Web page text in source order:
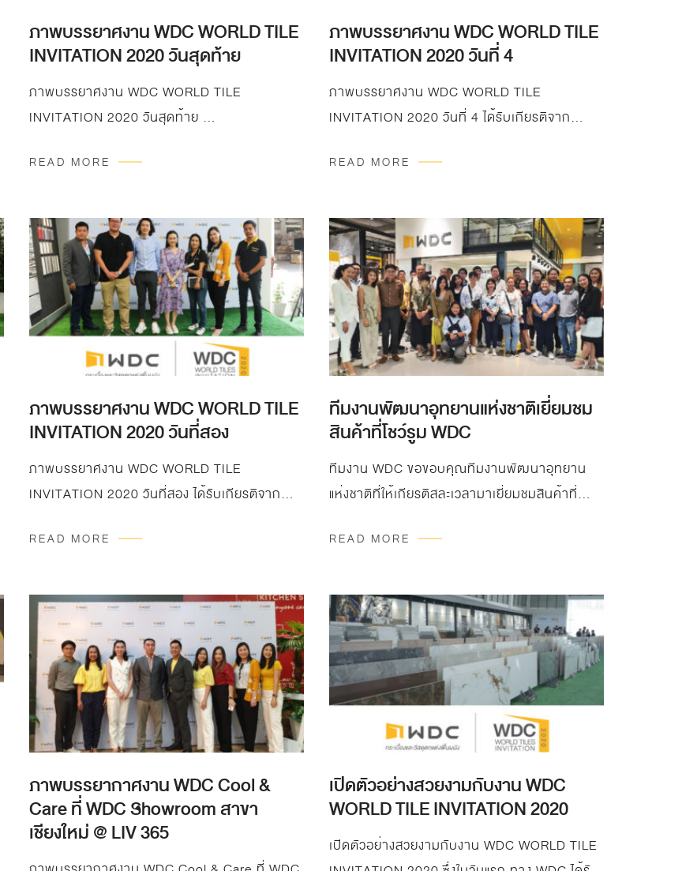
ภาพบรรยาศงาน WDC WORLD TILE
INVITATION 2020 วันสุดท้าย
ภาพบรรยาศงาน WDC WORLD TILE
INVITATION 2020 วันสุดท้าย …
READ MORE
ภาพบรรยาศงาน WDC WORLD TILE
INVITATION 2020 วันที่ 4
ภาพบรรยาศงาน WDC WORLD TILE
INVITATION 2020 วันที่ 4 ได้รับเกียรติจาก
READ MORE
ภาพบรรยาศงาน WDC WORLD TILE
INVITATION 2020 วันที่สอง
ภาพบรรยาศงาน WDC WORLD TILE
INVITATION 2020 วันที่สอง ได้รับเกียรติจาก
READ MORE
ทีมงานพัฒนาอุทยานแห่งชาติเยี่ยมชม
สินค้าที่โชว์รูม WDC
ทีมงาน WDC ขอขอบคุณทีมงานพัฒนาอุทยาน
แห่งชาติที่ให้เกียรติสละเวลามาเยี่ยมชมสินค้าที่
READ MORE
ภาพบรรยากาศงาน WDC Cool &
Care ที่ WDC Showroom สาขา
เชียงใหม่ @ LIV 365
เปิดตัวอย่างสวยงามกับงาน WDC
WORLD TILE INVITATION 2020
เปิดตัวอย่างสวยงามกับงาน WDC WORLD TILE